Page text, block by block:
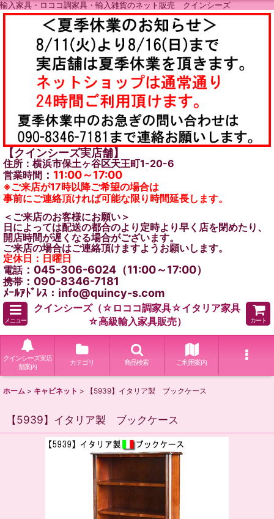
輸入家具・ロココ調家具・輸入雑貨のネット販売 クインシーズ
【クインシーズ実店舗】
住所：横浜市保土ヶ谷区天王町1-20-6
営業時間 ： 11:00～17:00
※ご来店が17時以降ご希望の場合は
事前にご連絡頂ければ可能な限り時間延長します。
＜ご来店のお客様にお願い＞
日によっては配送の都合のより定時より早く店を閉めたり、
開店時間が遅くなる場合がございます。
ご来店の場合はご連絡頂けますようお願いします。
定休日：日曜日
電話：045-306-6024（11:00～17:00）
携帯 ：090-8346-7181
ﾒｰﾙｱﾄﾞﾚｽ：info@quincy-s.com
メニュー
クインシーズ（☆ロココ調家具☆イタリア家具
☆高級輸入家具販売）
カート
クインシーズ実店
舗案内
カテゴリ 商品検索 ご利用案内
ホーム > キャビネット > 【5939】イタリア製 ブックケース
【5939】イタリア製 ブックケース